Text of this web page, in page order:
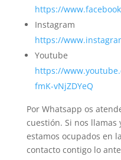
https://
Instagram
https://
Youtube
https://
fmK-vNjZDYeQ
Por Whatsapp os
cuestión. Si nos
estamos ocupados en
contacto contigo lo